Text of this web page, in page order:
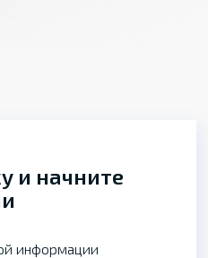
и начните
информации